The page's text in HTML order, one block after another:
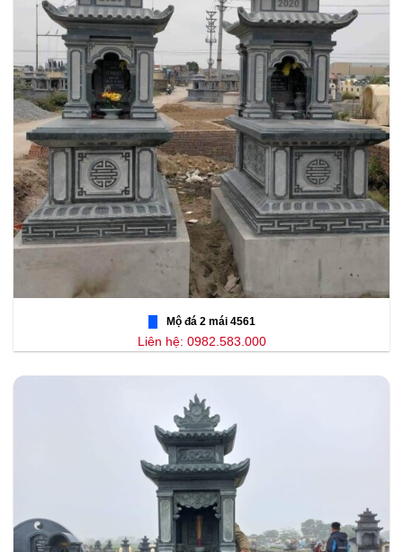
Mộ đá 2 mái 4561
Liên hệ: 0982.583.000